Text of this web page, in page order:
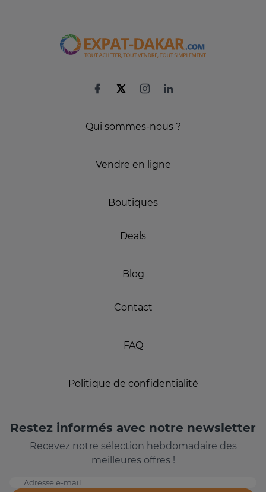
Qui sommes-nous ?
Vendre en ligne
Boutiques
Deals
Blog
Contact
FAQ
Politique de confidentialité
Restez informés avec notre newsletter
Recevez notre sélection hebdomadaire des
meilleures offres !
Adresse e-mail